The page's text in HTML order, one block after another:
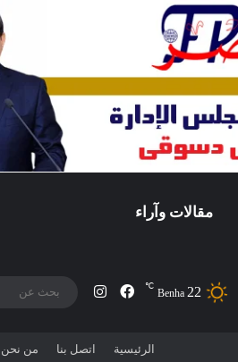
مقالات وآراء
Benha 22
℃ فيسبوكانستقرام
الرئيسية اتصل بنا من نحن